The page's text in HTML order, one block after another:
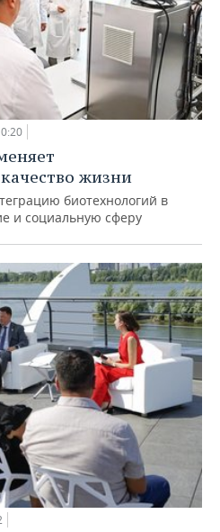
жизни
биотехнологий в
и социальную сферу